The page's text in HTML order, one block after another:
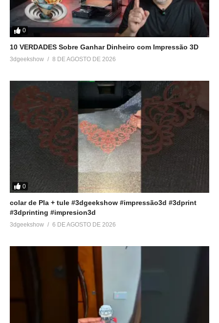
0
10 VERDADES Sobre Ganhar Dinheiro com Impressão 3D
3dgeekshow 8 DE AGOSTO DE 2026
0
colar de Pla + tule #3dgeekshow #impressão3d #3dprint
#3dprinting #impresion3d
3dgeekshow 6 DE AGOSTO DE 2026